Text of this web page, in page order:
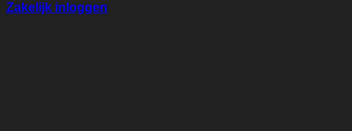
Zakelijk inloggen